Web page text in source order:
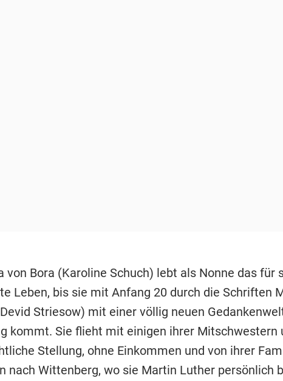
von Bora (Karoline Schuch) lebt als Nonne das für
Leben, bis sie mit Anfang 20 durch die Schriften
Striesow) mit einer völlig neuen
kommt. Sie flieht mit einigen ihrer Mitschwestern
Stellung, ohne Einkommen und von ihrer
nach Wittenberg, wo sie Martin Luther persönlich